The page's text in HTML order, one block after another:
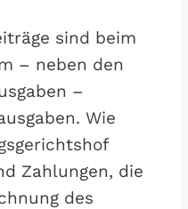
sind beim
– neben den
–
Wie
Zahlungen, die
des